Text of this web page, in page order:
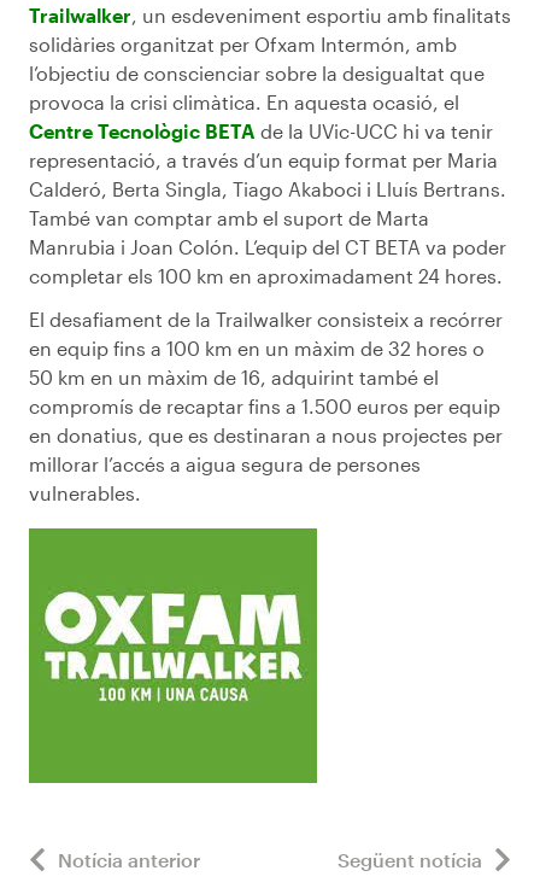
Trailwalker , un esdeveniment esportiu amb finalitats
solidàries organitzat per Ofxam Intermón, amb
l’objectiu de conscienciar sobre la desigualtat que
provoca la crisi climàtica. En aquesta ocasió, el
Centre Tecnològic BETA de la UVic-UCC hi va tenir
representació, a través d’un equip format per Maria
Calderó, Berta Singla, Tiago Akaboci i Lluís Bertrans.
També van comptar amb el suport de Marta
Manrubia i Joan Colón. L’equip del CT BETA va poder
completar els 100 km en aproximadament 24 hores.
El desafiament de la Trailwalker consisteix a recórrer
en equip fins a 100 km en un màxim de 32 hores o
50 km en un màxim de 16, adquirint també el
compromís de recaptar fins a 1.500 euros per equip
en donatius, que es destinaran a nous projectes per
millorar l’accés a aigua segura de persones
vulnerables.
Notícia anterior Següent notícia